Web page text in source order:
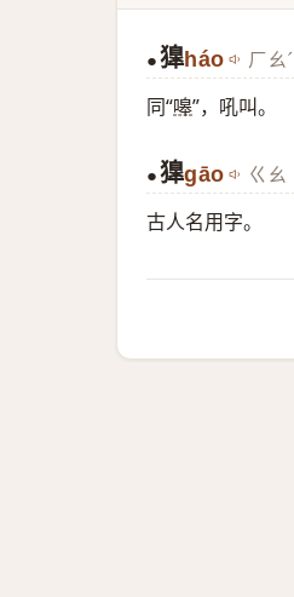
● 獋háo ㄏㄠˊ
同“嗥”，吼叫。
● 獋gāo ㄍㄠ
古人名用字。